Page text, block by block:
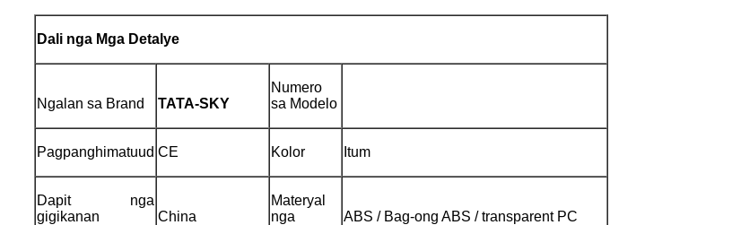
Dali nga Mga Detalye
Ngalan sa Brand TATA-SKY
Numero
sa Modelo
Pagpanghimatuud CE Kolor Itum
Dapit nga
gigikanan
China
Materyal
nga
ABS / Bag-ong ABS / transparent PC